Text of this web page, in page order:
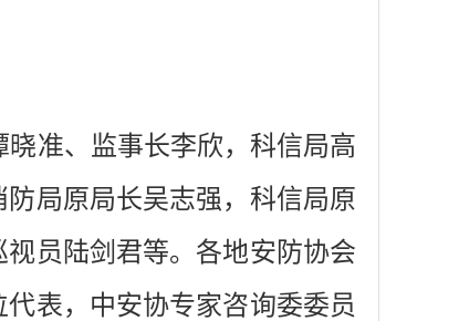
准、监事长李欣，科信局高
局原局长吴志强，科信局原
员陆剑君等。各地安防协会
表，中安协专家咨询委委员